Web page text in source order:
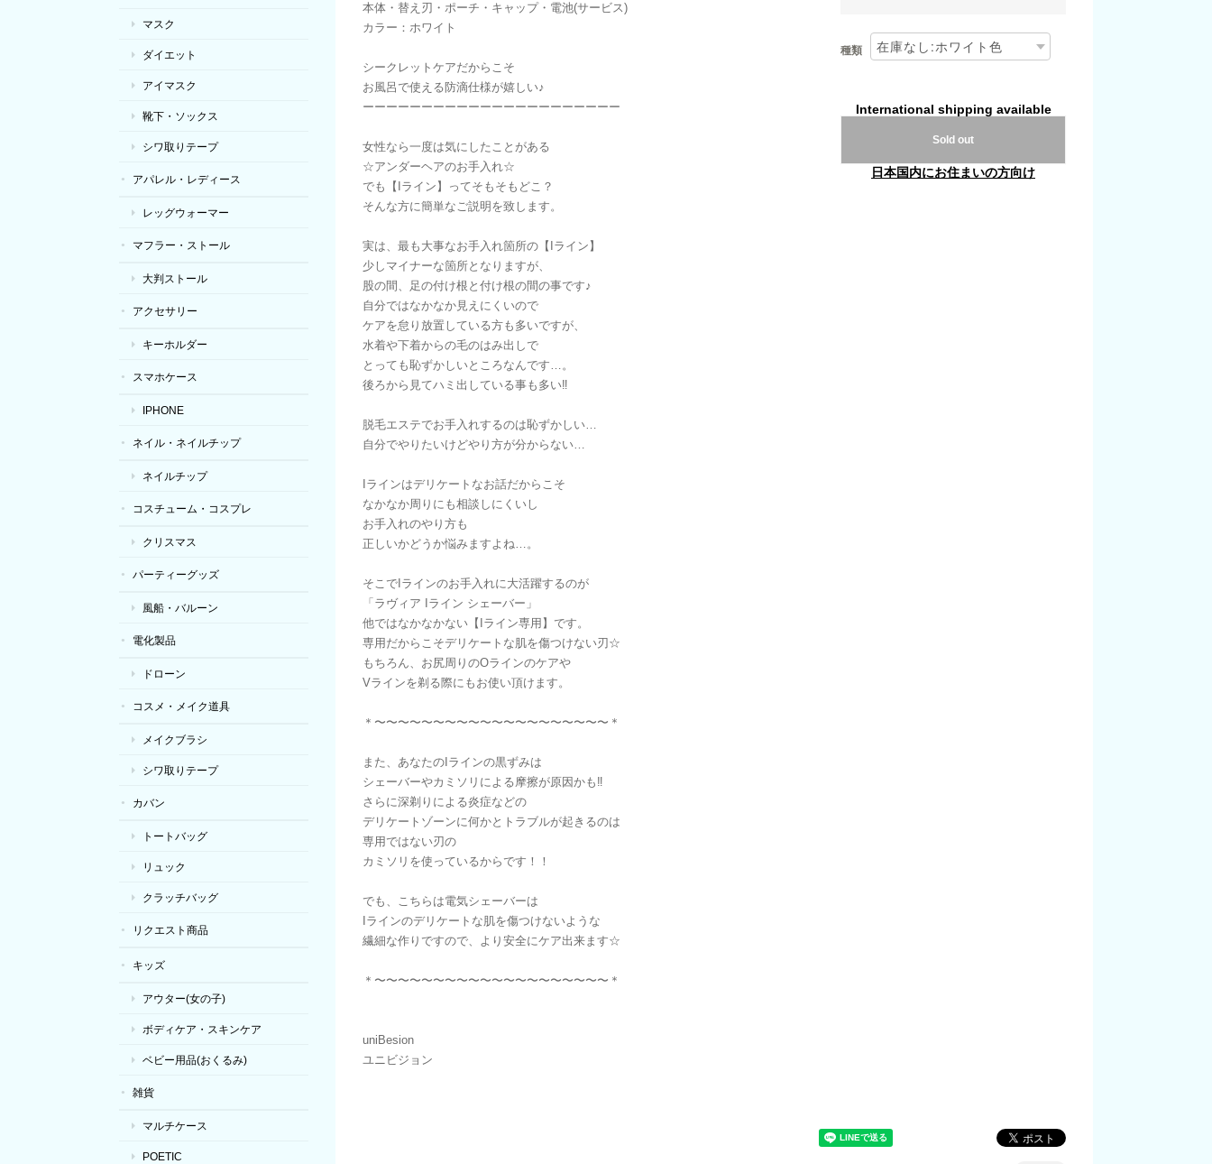
本体・替え刃・ポーチ・キャップ・電池(サービス)
カラー：ホワイト
シークレットケアだからこそ
お風呂で使える防滴仕様が嬉しい♪
ーーーーーーーーーーーーーーーーーーーーーー
女性なら一度は気にしたことがある
☆アンダーヘアのお手入れ☆
でも【Iライン】ってそもそもどこ？
そんな方に簡単なご説明を致します。
実は、最も大事なお手入れ箇所の【Iライン】
少しマイナーな箇所となりますが、
股の間、足の付け根と付け根の間の事です♪
自分ではなかなか見えにくいので
ケアを怠り放置している方も多いですが、
水着や下着からの毛のはみ出しで
とっても恥ずかしいところなんです…。
後ろから見てハミ出している事も多い‼︎
脱毛エステでお手入れするのは恥ずかしい…
自分でやりたいけどやり方が分からない…
Iラインはデリケートなお話だからこそ
なかなか周りにも相談しにくいし
お手入れのやり方も
正しいかどうか悩みますよね…。
そこでIラインのお手入れに大活躍するのが
「ラヴィア Iライン シェーバー」
他ではなかなかない【Iライン専用】です。
専用だからこそデリケートな肌を傷つけない刃☆
もちろん、お尻周りのOラインのケアや
Vラインを剃る際にもお使い頂けます。
＊〜〜〜〜〜〜〜〜〜〜〜〜〜〜〜〜〜〜〜〜＊
また、あなたのIラインの黒ずみは
シェーバーやカミソリによる摩擦が原因かも‼︎
さらに深剃りによる炎症などの
デリケートゾーンに何かとトラブルが起きるのは
専用ではない刃の
カミソリを使っているからです！！
でも、こちらは電気シェーバーは
Iラインのデリケートな肌を傷つけないような
繊細な作りですので、より安全にケア出来ます☆
＊〜〜〜〜〜〜〜〜〜〜〜〜〜〜〜〜〜〜〜〜＊
uniBesion
ユニビジョン
種類
International shipping available
Sold out
日本国内にお住まいの方向け
マスク
ダイエット
アイマスク
靴下・ソックス
シワ取りテープ
アパレル・レディース
レッグウォーマー
マフラー・ストール
大判ストール
アクセサリー
キーホルダー
スマホケース
IPHONE
ネイル・ネイルチップ
ネイルチップ
コスチューム・コスプレ
クリスマス
パーティーグッズ
風船・バルーン
電化製品
ドローン
コスメ・メイク道具
メイクブラシ
シワ取りテープ
カバン
トートバッグ
リュック
クラッチバッグ
リクエスト商品
キッズ
アウター(女の子)
ボディケア・スキンケア
ベビー用品(おくるみ)
雑貨
マルチケース
POETIC